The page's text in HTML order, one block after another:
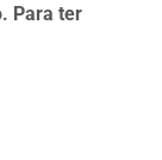
Para ter